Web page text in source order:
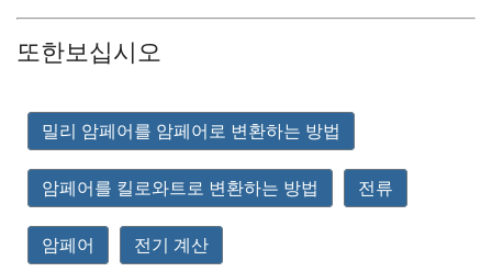
또한보십시오
밀리 암페어를 암페어로 변환하는 방법
암페어를 킬로와트로 변환하는 방법 전류
암페어 전기 계산